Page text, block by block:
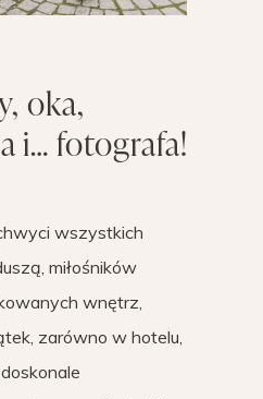
oka,
i… fotografa!
wszystkich
miłośników
wnętrz,
zarówno w hotelu,